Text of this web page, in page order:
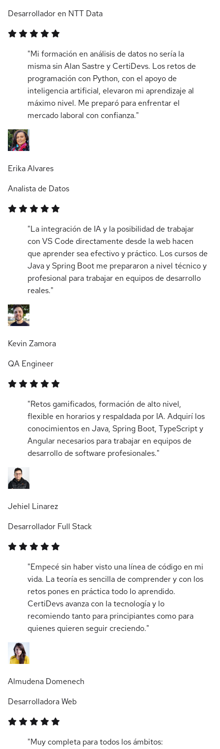
Desarrollador en NTT Data
"Mi formación en análisis de datos no sería la
misma sin Alan Sastre y CertiDevs. Los retos de
programación con Python, con el apoyo de
inteligencia artificial, elevaron mi aprendizaje al
máximo nivel. Me preparó para enfrentar el
mercado laboral con confianza."
Erika Alvares
Analista de Datos
"La integración de IA y la posibilidad de trabajar
con VS Code directamente desde la web hacen
que aprender sea efectivo y práctico. Los cursos de
Java y Spring Boot me prepararon a nivel técnico y
profesional para trabajar en equipos de desarrollo
reales."
Kevin Zamora
QA Engineer
"Retos gamificados, formación de alto nivel,
flexible en horarios y respaldada por IA. Adquirí los
conocimientos en Java, Spring Boot, TypeScript y
Angular necesarios para trabajar en equipos de
desarrollo de software profesionales."
Jehiel Linarez
Desarrollador Full Stack
"Empecé sin haber visto una línea de código en mi
vida. La teoría es sencilla de comprender y con los
retos pones en práctica todo lo aprendido.
CertiDevs avanza con la tecnología y lo
recomiendo tanto para principiantes como para
quienes quieren seguir creciendo."
Almudena Domenech
Desarrolladora Web
"Muy completa para todos los ámbitos: